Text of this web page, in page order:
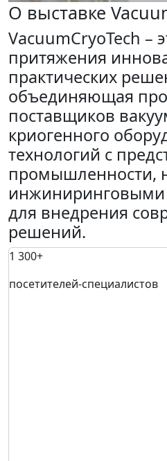
О выставке
VacuumCryoTech –
притяжения
практических
объединяющая
поставщиков
криогенного
технологий с
промышленности,
для внедрения
решений.
1 300+
посетителей-специалистов